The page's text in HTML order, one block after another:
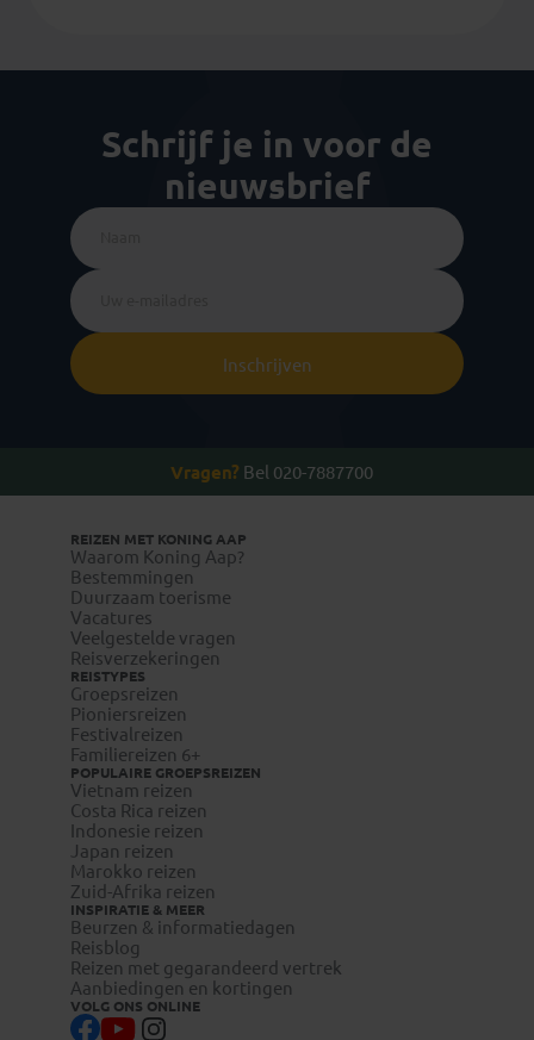
Schrijf je in voor de
nieuwsbrief
Inschrijven
Vragen? Bel 020-7887700
REIZEN MET KONING AAP
Waarom Koning Aap?
Bestemmingen
Duurzaam toerisme
Vacatures
Veelgestelde vragen
Reisverzekeringen
REISTYPES
Groepsreizen
Pioniersreizen
Festivalreizen
Familiereizen 6+
POPULAIRE GROEPSREIZEN
Vietnam reizen
Costa Rica reizen
Indonesie reizen
Japan reizen
Marokko reizen
Zuid-Afrika reizen
INSPIRATIE & MEER
Beurzen & informatiedagen
Reisblog
Reizen met gegarandeerd vertrek
Aanbiedingen en kortingen
VOLG ONS ONLINE